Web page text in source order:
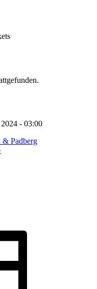
- 03:00
& Padberg